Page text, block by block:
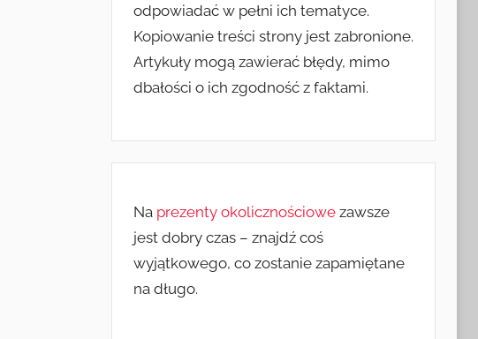
odpowiadać w pełni ich tematyce.
Kopiowanie treści strony jest zabronione.
Artykuły mogą zawierać błędy, mimo
dbałości o ich zgodność z faktami.
Na prezenty okolicznościowezawsze
jest dobry czas – znajdź coś
wyjątkowego, co zostanie zapamiętane
na długo.